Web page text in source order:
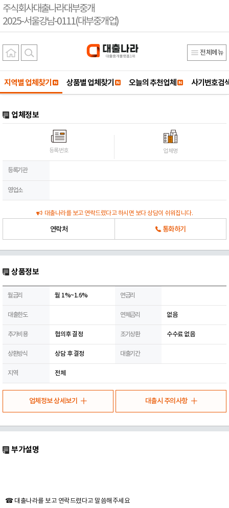
주식회사대출나라대부중개
2025-서울강남-0111(대부중개업)
전체메뉴
지역별 업체찾기 상품별 업체찾기 오늘의 추천업체 사기번호검
업체정보
등록번호 업체명
등록기관
영업소
대출나라를 보고 연락드렸다고 하시면 보다 상담이 쉬워집니다.
연락처 통화하기
상품정보
월금리 월 1%~1.6% 연금리
대출한도 연체금리 없음
추가비용 협의후 결정 조기상환 수수료 없음
상환방식 상담 후 결정 대출기간
지역 전체
업체정보 상세보기 대출시 주의사항
부가설명
☎ 대출나라를 보고 연락드렸다고 말씀해주세요